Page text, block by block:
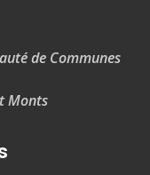
de Communes